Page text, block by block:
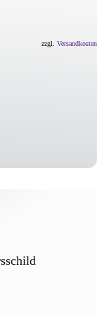
zzgl. Versandkosten